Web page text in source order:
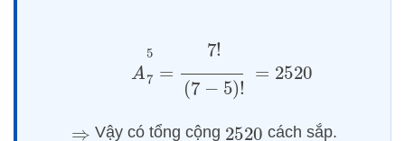
A7 7−
Vậy có tổng cộng cách sắp.